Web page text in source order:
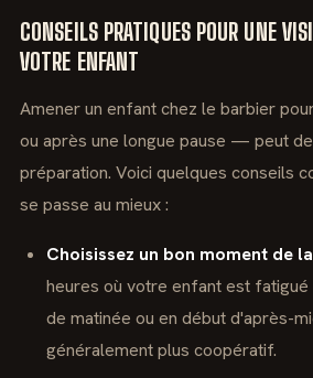
CONSEILS PRATIQUES POUR UNE
VOTRE ENFANT
Amener un enfant chez le barbier
ou après une longue pause — peut
préparation. Voici quelques conseils
se passe au mieux :
Choisissez un bon moment de
heures où votre enfant est fatigué
de matinée ou en début d'après-
généralement plus coopératif.